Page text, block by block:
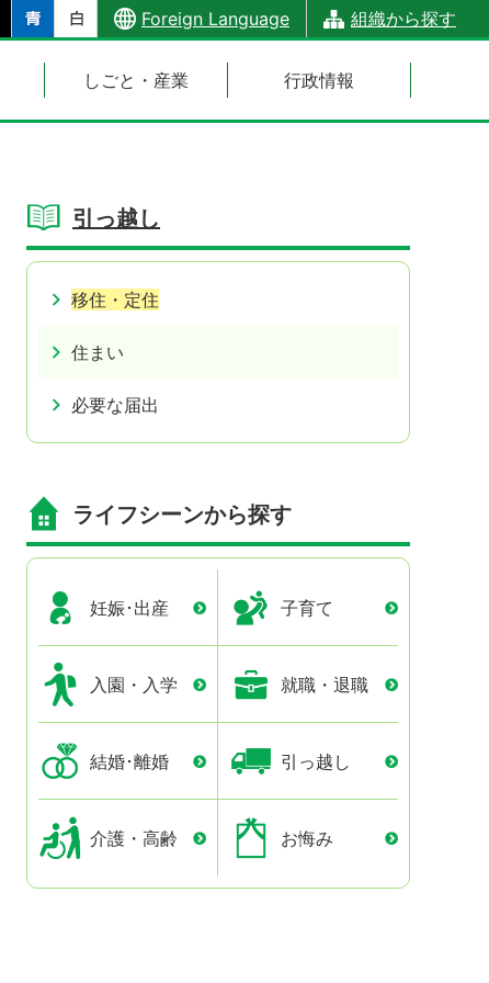
Foreign Language 組織から探す
しごと・産業 行政情報
引っ越し
移住・定住
住まい
必要な届出
ライフシーンから探す
妊娠･出産 子育て
入園・入学 就職・退職
結婚･離婚 引っ越し
介護・高齢 お悔み